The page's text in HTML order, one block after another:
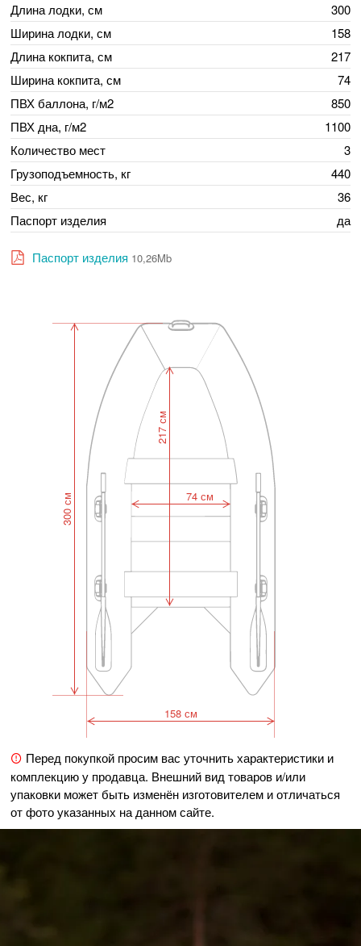
Длина лодки, см
300
Ширина лодки, см
158
Длина кокпита, см
217
Ширина кокпита, см
74
ПВХ баллона, г/м2
850
ПВХ дна, г/м2
1100
Количество мест
3
Грузоподъемность, кг
440
Вес, кг
36
Паспорт изделия
да
Паспорт изделия 10,26Mb
74 см
217 см
158 см
300 см
Перед покупкой просим вас уточнить характеристики и
комплекцию у продавца. Внешний вид товаров и/или
упаковки может быть изменён изготовителем и отличаться
от фото указанных на данном сайте.